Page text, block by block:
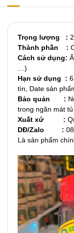
Trọng lượng :
Thành phần :
Cách sử dụng:
…)
Hạn sử dụng :
tín, Date sản
Bảo quản :
trong ngăn mát tủ
Xuất xứ :
DĐ/Zalo :
Là sản phẩm